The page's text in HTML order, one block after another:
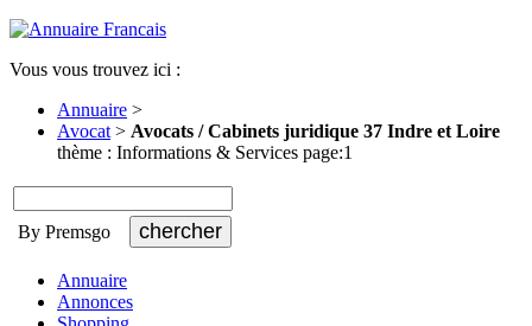
Vous vous trouvez ici :
Annuaire >
Avocat > Avocats / Cabinets juridique 37 Indre et Loire
thème : Informations & Services page:1
By Premsgo
Annuaire
Annonces